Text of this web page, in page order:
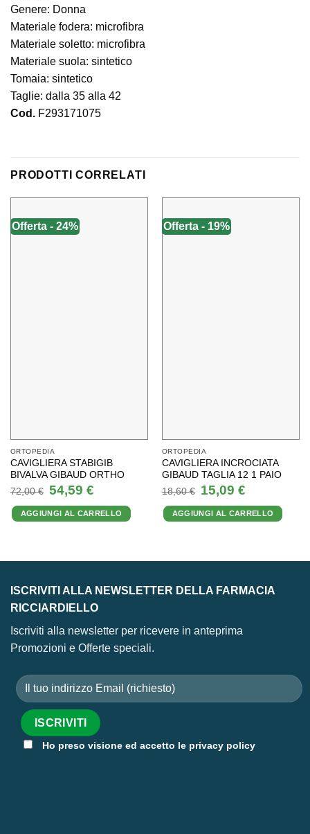
Genere: Donna
Materiale fodera: microfibra
Materiale soletto: microfibra
Materiale suola: sintetico
Tomaia: sintetico
Taglie: dalla 35 alla 42
Cod. F293171075
PRODOTTI CORRELATI
Offerta - 24%
ORTOPEDIA
CAVIGLIERA STABIGIB
BIVALVA GIBAUD ORTHO
72,00€
Il
prezzo
originale
era:
72,00 €.
54,59 €Il
prezzo
attuale
è:
54,59 €.
AGGIUNGI AL CARRELLO
Offerta - 19%
ORTOPEDIA
CAVIGLIERA INCROCIATA
GIBAUD TAGLIA 12 1 PAIO
18,60€
Il
prezzo
originale
era:
18,60 €.
15,09 €Il
prezzo
attuale
è:
15,09 €.
AGGIUNGI AL CARRELLO
ISCRIVITI ALLA NEWSLETTER DELLA FARMACIA
RICCIARDIELLO
Iscriviti alla newsletter per ricevere in anteprima
Promozioni e Offerte speciali.
Ho preso visione ed accetto le privacy policy